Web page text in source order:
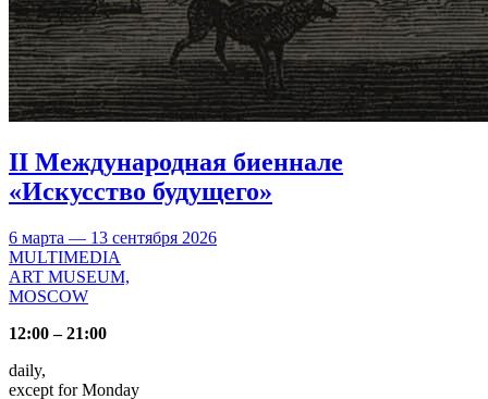
II Международная биеннале
«Искусство будущего»
6 марта — 13 сентября 2026
MULTIMEDIA
ART MUSEUM,
MOSCOW
12:00 – 21:00
daily,
except for Monday